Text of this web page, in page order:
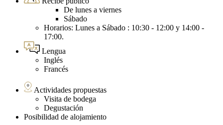
De lunes a viernes
Sábado
Horarios: Lunes a Sábado : 10:30 - 12:00 y 14:00 -
17:00.
Lengua
Inglés
Francés
Actividades propuestas
Visita de bodega
Degustación
Posibilidad de alojamiento